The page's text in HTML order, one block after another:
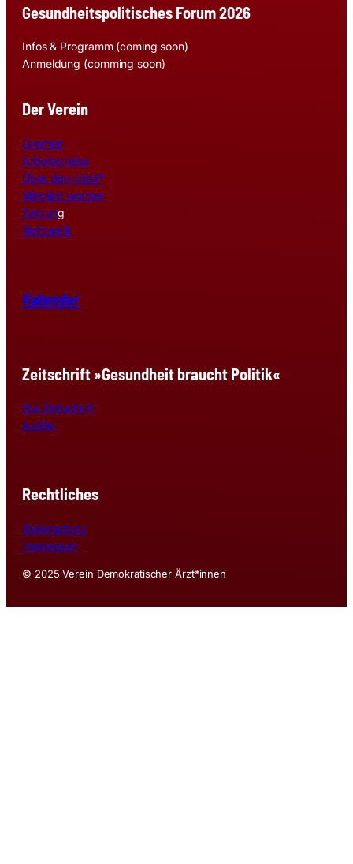
Gesundheitspolitisches Forum 2026
Infos & Programm (coming soon)
Anmeldung (comming soon)
Der Verein
Gremien
Arbeitskreise
Über den vdää*
Mitglied werden
Satzung
Netzwerk
Kalender
Zeitschrift »Gesundheit braucht Politik«
Zur Zeitschrift
Archiv
Rechtliches
Datenschutz
Impressum
© 2025 Verein Demokratischer Ärzt*innen